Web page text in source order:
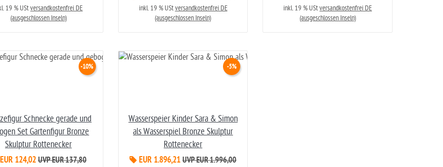
19 % UStversandkostenfrei DE
(ausgeschlossen Inseln)
inkl. 19 % UStversandkostenfrei DE
(ausgeschlossen Inseln)
inkl. 19 % UStversandkostenfrei DE
(ausgeschlossen Inseln)
Schnecke gerade und
Set Gartenfigur Bronze
Skulptur Rottenecker
124,02
-10%
UVP EUR 137,80
Wasserspeier Kinder Sara & Simon
als Wasserspiel Bronze Skulptur
Rottenecker
EUR 1.896,21
-5%
UVP EUR 1.996,00